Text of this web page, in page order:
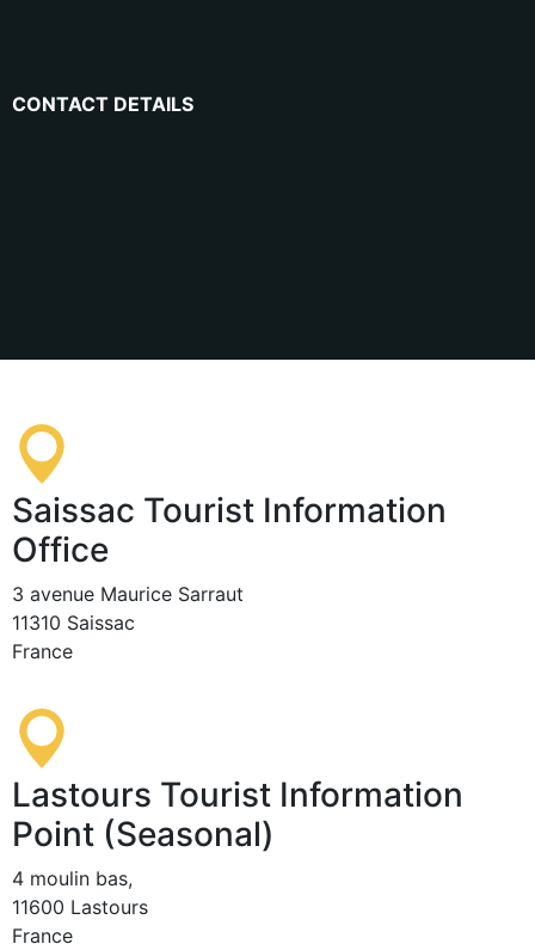
CONTACT DETAILS
Saissac Tourist Information
Office
3 avenue Maurice Sarraut
11310 Saissac
France
Lastours Tourist Information
Point (Seasonal)
4 moulin bas,
11600 Lastours
France